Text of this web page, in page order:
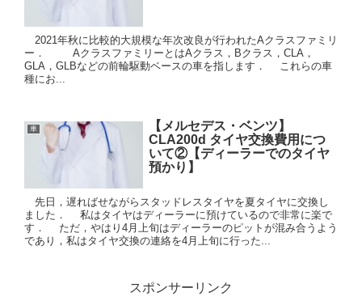
2021年秋に比較的大規模な年次改良が行われたAクラスファミリ
ー． AクラスファミリーとはAクラス，Bクラス，CLA，
GLA，GLBなどの前輪駆動ベースの車を指します． これらの車
種にお...
車
【メルセデス・ベンツ】
CLA200d タイヤ交換費用につ
いて②【ディーラーでのタイヤ
預かり】
先日，遅ればせながらスタッドレスタイヤを夏タイヤに交換し
ました． 私はタイヤはディーラーに預けているので非常に楽で
す． ただ，やはり4月上旬はディーラーのピットが混み合うよう
であり，私はタイヤ交換の連絡を4月上旬に行った...
スポンサーリンク